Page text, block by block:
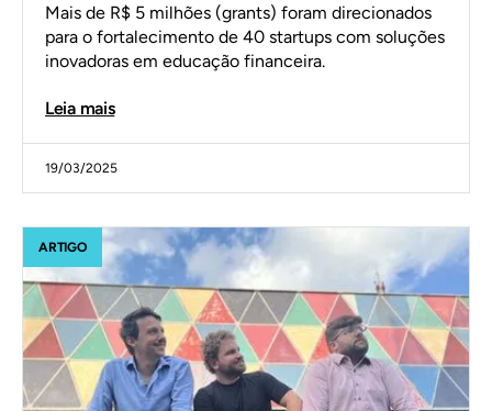
Mais de R$ 5 milhões (grants) foram direcionados
para o fortalecimento de 40 startups com soluções
inovadoras em educação financeira.
Leia mais
19/03/2025
ARTIGO